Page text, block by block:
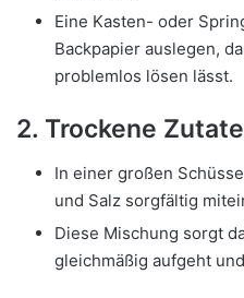
Eine Kasten- oder
Backpapier auslegen,
problemlos lösen lässt.
2. Trockene
In einer großen
und Salz sorgfältig
Diese Mischung sorgt
gleichmäßig aufgeht